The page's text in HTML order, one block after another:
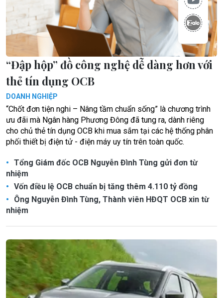
“Đập hộp” đồ công nghệ dễ dàng hơn với
thẻ tín dụng OCB
DOANH NGHIỆP
“Chốt đơn tiện nghi – Nâng tầm chuẩn sống” là chương trình
ưu đãi mà Ngân hàng Phương Đông đã tung ra, dành riêng
cho chủ thẻ tín dụng OCB khi mua sắm tại các hệ thống phân
phối thiết bị điện tử - điện máy uy tín trên toàn quốc.
Tổng Giám đốc OCB Nguyễn Đình Tùng gửi đơn từ
nhiệm
Vốn điều lệ OCB chuẩn bị tăng thêm 4.110 tỷ đồng
Ông Nguyễn Đình Tùng, Thành viên HĐQT OCB xin từ
nhiệm